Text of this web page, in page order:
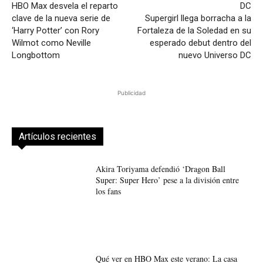
HBO Max desvela el reparto
clave de la nueva serie de
‘Harry Potter’ con Rory
Wilmot como Neville
Longbottom
Supergirl llega borracha a la
Fortaleza de la Soledad en su
esperado debut dentro del
nuevo Universo DC
Publicidad
Artículos recientes
Akira Toriyama defendió ‘Dragon Ball
Super: Super Hero’ pese a la división entre
los fans
Qué ver en HBO Max este verano: La casa